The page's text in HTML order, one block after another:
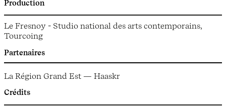
Production
Le Fresnoy - Studio national des arts contemporains,
Tourcoing
Partenaires
La Région Grand Est — Haaskr
Crédits